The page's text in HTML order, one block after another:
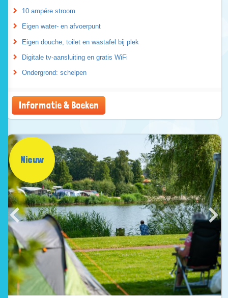
10 ampére stroom
Eigen water- en afvoerpunt
Eigen douche, toilet en wastafel bij plek
Digitale tv-aansluiting en gratis WiFi
Ondergrond: schelpen
Informatie & Boeken
Nieuw